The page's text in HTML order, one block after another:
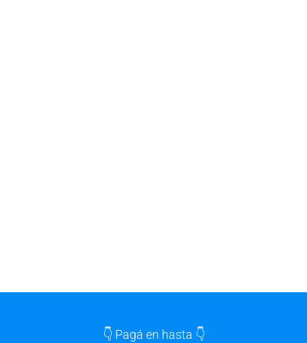
👇 Pagá en hasta 👇